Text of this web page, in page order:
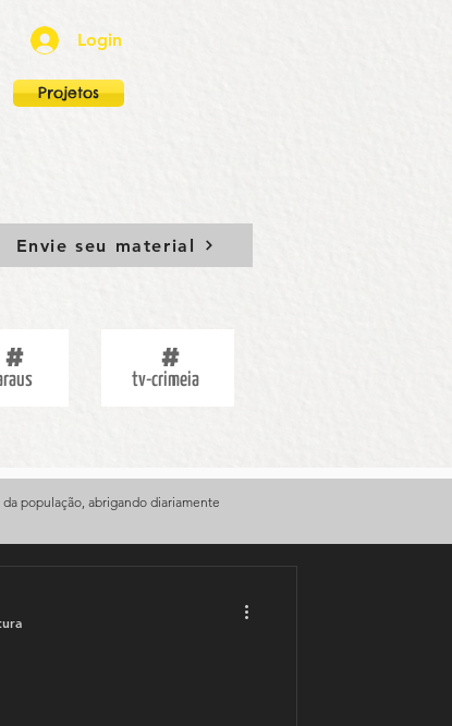
Login
Projetos
Envie seu material
tv-crimeia
população, abrigando diariamente